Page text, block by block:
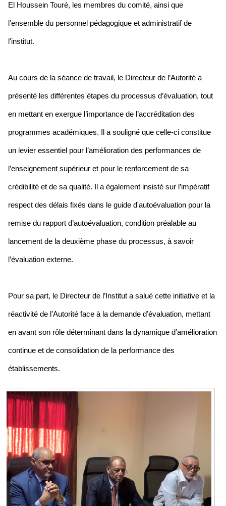
El Houssein Touré, les membres du comité, ainsi que
l’ensemble du personnel pédagogique et administratif de
l'institut.
Au cours de la séance de travail, le Directeur de l’Autorité a
présenté les différentes étapes du processus d’évaluation, tout
en mettant en exergue l’importance de l’accréditation des
programmes académiques. Il a souligné que celle-ci constitue
un levier essentiel pour l’amélioration des performances de
l’enseignement supérieur et pour le renforcement de sa
crédibilité et de sa qualité. Il a également insisté sur l’impératif
respect des délais fixés dans le guide d'autoévaluation pour la
remise du rapport d’autoévaluation, condition préalable au
lancement de la deuxième phase du processus, à savoir
l’évaluation externe.
Pour sa part, le Directeur de l’Institut a salué cette initiative et la
réactivité de l’Autorité face à la demande d’évaluation, mettant
en avant son rôle déterminant dans la dynamique d’amélioration
continue et de consolidation de la performance des
établissements.